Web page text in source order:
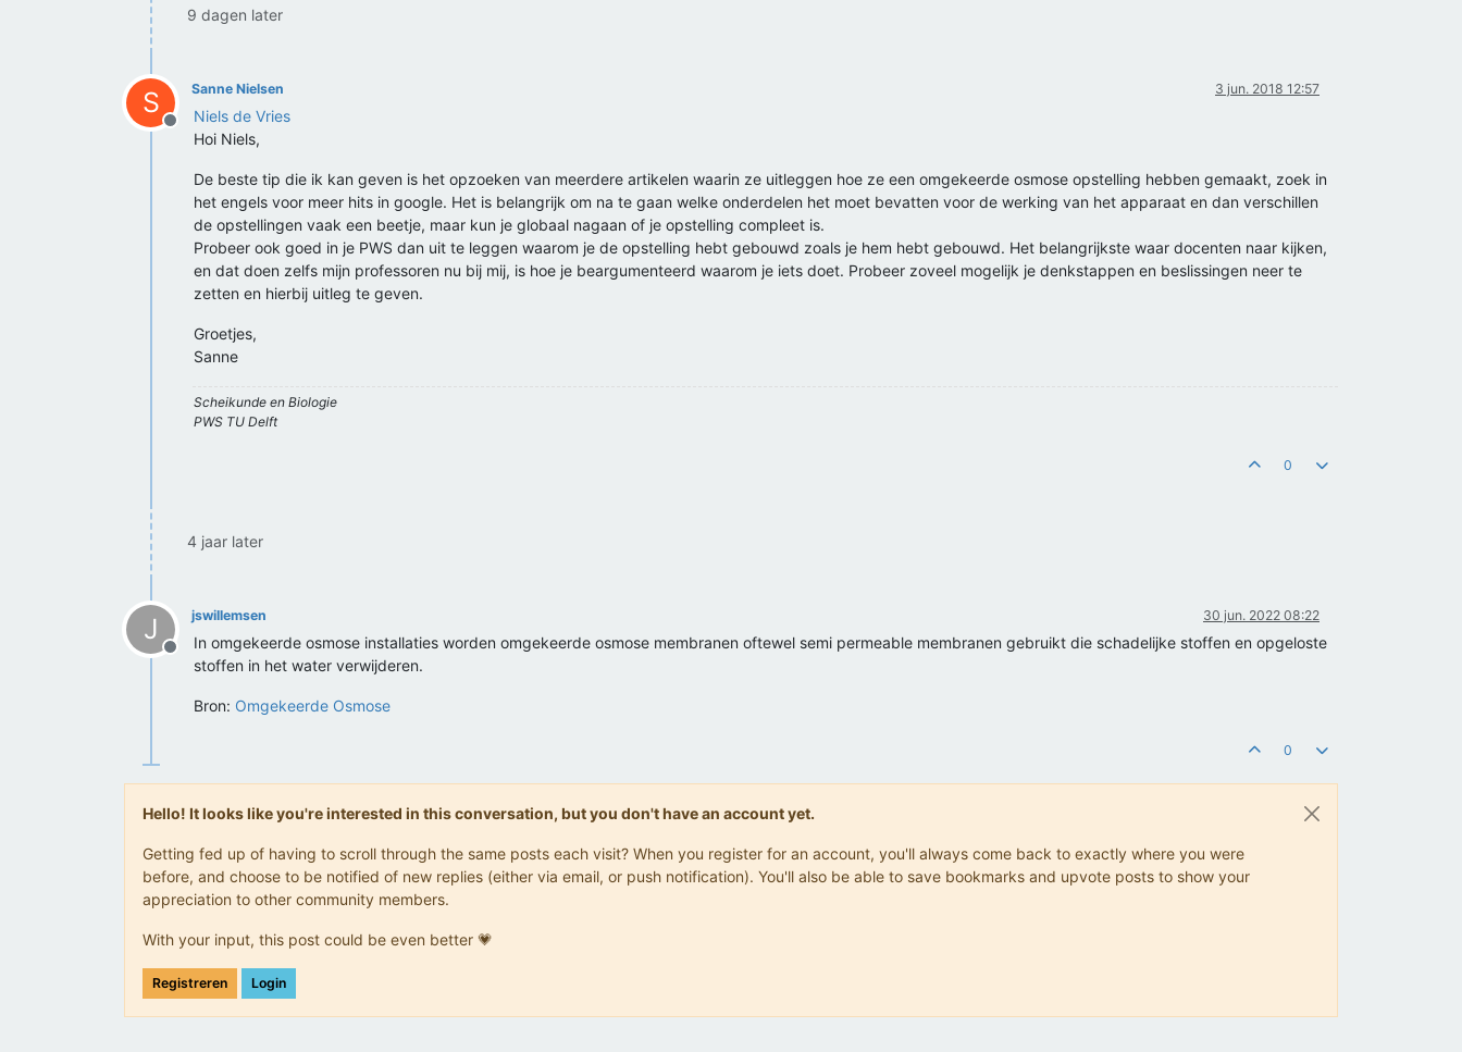
9 dagen later
S
Offline
Sanne Nielsen 3 jun. 2018 12:57
Niels de Vries
Hoi Niels,
De beste tip die ik kan geven is het opzoeken van meerdere artikelen waarin ze uitleggen hoe ze een omgekeerde osmose opstelling hebben gemaakt, zoek in
het engels voor meer hits in google. Het is belangrijk om na te gaan welke onderdelen het moet bevatten voor de werking van het apparaat en dan verschillen
de opstellingen vaak een beetje, maar kun je globaal nagaan of je opstelling compleet is.
Probeer ook goed in je PWS dan uit te leggen waarom je de opstelling hebt gebouwd zoals je hem hebt gebouwd. Het belangrijkste waar docenten naar kijken,
en dat doen zelfs mijn professoren nu bij mij, is hoe je beargumenteerd waarom je iets doet. Probeer zoveel mogelijk je denkstappen en beslissingen neer te
zetten en hierbij uitleg te geven.
Groetjes,
Sanne
Scheikunde en Biologie
PWS TU Delft
0
4 jaar later
J
Offline
jswillemsen 30 jun. 2022 08:22
In omgekeerde osmose installaties worden omgekeerde osmose membranen oftewel semi permeable membranen gebruikt die schadelijke stoffen en opgeloste
stoffen in het water verwijderen.
Bron: Omgekeerde Osmose
0
Hello! It looks like you're interested in this conversation, but you don't have an account yet.
Getting fed up of having to scroll through the same posts each visit? When you register for an account, you'll always come back to exactly where you were
before, and choose to be notified of new replies (either via email, or push notification). You'll also be able to save bookmarks and upvote posts to show your
appreciation to other community members.
With your input, this post could be even better 💗
Registreren Login